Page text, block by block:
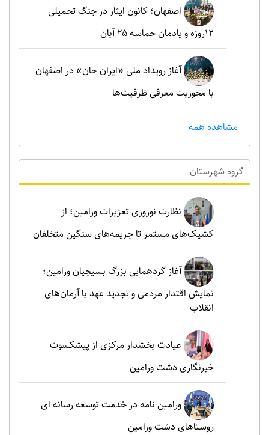
اصفهان؛ کانون ایثار در جنگ تحمیلی
۱۲روزه و یادمان حماسه ۲۵ آبان
آغاز رویداد ملی «ایران جان» در اصفهان
با محوریت معرفی ظرفیت‌ها
مشاهده همه
گروه شهرستان
نظارت نوروزی تعزیرات ورامین؛ از
کشیک‌های مستمر تا جریمه‌های سنگین متخلفان
آغاز گردهمایی بزرگ بسیجیان ورامین؛
نمایش اقتدار مردمی و تجدید عهد با آرمان‌های
انقلاب
عیادت بخشدار مرکزی از پیشکسوت
خبرنگاری دشت ورامین
ورامین نامه در خدمت توسعه رسانه ای
روستاهای دشت ورامین